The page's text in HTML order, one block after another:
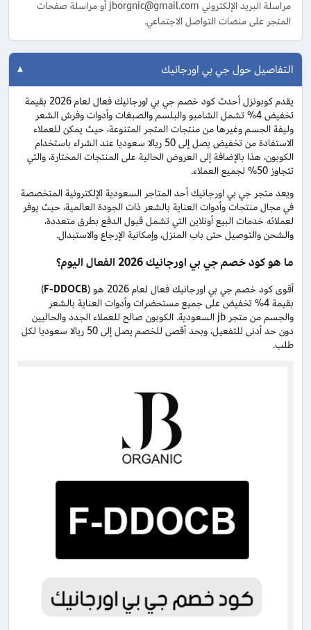
مراسلة البريد الإلكتروني jborgnic@gmail.com أو مراسلة صفحات
المتجر على منصات التواصل الاجتماعي.
التفاصيل حول جي بي اورجانيك
يقدم كوبونزل أحدث كود خصم جي بي اورجانيك فعال لعام 2026 بقيمة
تخفيض 4% تشمل الشامبو والبلسم والصبغات وأدوات وفرش الشعر
وليفة الجسم وغيرها من منتجات المتجر المتنوعة، حيث يمكن للعملاء
الاستفادة من تخفيض يصل إلى 50 ريالا سعوديا عند الشراء باستخدام
الكوبون، هذا بالإضافة إلى العروض الحالية على المنتجات المختارة، والتي
تتجاوز 50% لجميع العملاء.
ويعد متجر جي بي اورجانيك أحد المتاجر السعودية الإلكترونية المتخصصة
في مجال منتجات وأدوات العناية بالشعر ذات الجودة العالمية، حيث يوفر
لعملائه خدمات البيع أونلاين التي تشمل قبول الدفع بطرق متعددة،
والشحن والتوصيل حتى باب المنزل، وإمكانية الإرجاع والاستبدال.
ما هو كود خصم جي بي اورجانيك 2026 الفعال اليوم؟
أقوى كود خصم جي بي اورجانيك فعال لعام 2026 هو ( F-DDOCB
)
بقيمة 4% تخفيض على جميع مستحضرات وأدوات العناية بالشعر
والجسم من متجر jb السعودية. الكوبون صالح للعملاء الجدد والحاليين
دون حد أدنى للتفعيل، وبحد أقصى للخصم يصل إلى 50 ريالا سعوديا لكل
طلب.